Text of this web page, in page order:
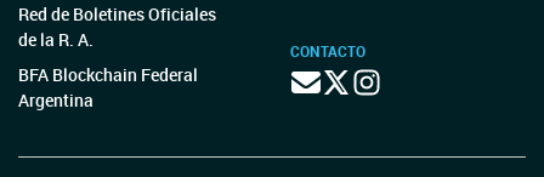
Red de Boletines Oficiales
de la R. A.
BFA Blockchain Federal
Argentina
CONTACTO